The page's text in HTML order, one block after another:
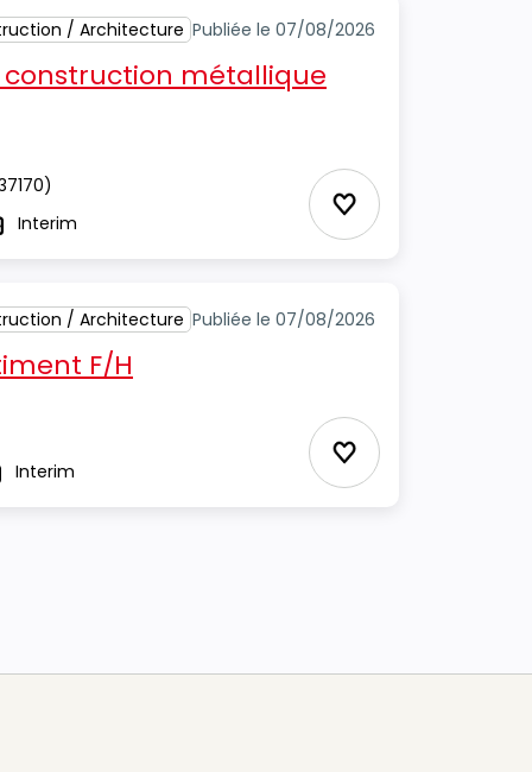
/ Architecture Publiée le 07/08/2026
métallique
Interim Ajouter aux
/ Architecture Publiée le 07/08/2026
F/H
Interim Ajouter aux